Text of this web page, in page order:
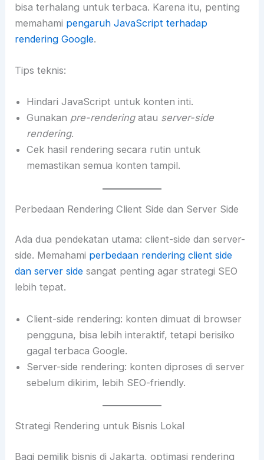
bisa terhalang untuk terbaca. Karena itu, penting
memahami pengaruh JavaScript terhadap
rendering Google.
Tips teknis:
Hindari JavaScript untuk konten inti.
Gunakan pre-renderingatau server-side
rendering.
Cek hasil rendering secara rutin untuk
memastikan semua konten tampil.
Perbedaan Rendering Client Side dan Server Side
Ada dua pendekatan utama: client-side dan server-
side. Memahami perbedaan rendering client side
dan server side sangat penting agar strategi SEO
lebih tepat.
Client-side rendering: konten dimuat di browser
pengguna, bisa lebih interaktif, tetapi berisiko
gagal terbaca Google.
Server-side rendering: konten diproses di server
sebelum dikirim, lebih SEO-friendly.
Strategi Rendering untuk Bisnis Lokal
Bagi pemilik bisnis di Jakarta, optimasi rendering